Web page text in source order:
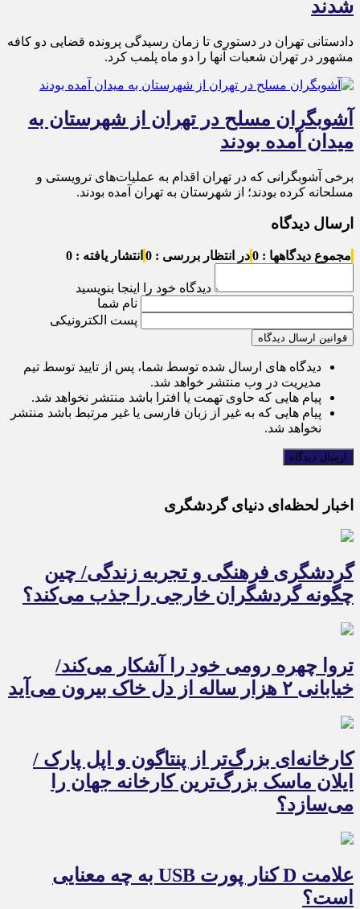
شدند
دادستانی تهران در دستوری تا زمان رسیدگی پرونده قضایی دو کافه
مشهور در تهران شعبات آنها را دو ماه پلمب کرد.
آشوبگران مسلح در تهران از شهرستان به
میدان آمده بودند
برخی آشوبگرانی که در تهران اقدام به عملیات‌های ترویستی و
مسلحانه کرده بودند؛ از شهرستان به تهران آمده بودند.
ارسال دیدگاه
مجموع دیدگاهها : 0 در انتظار بررسی : 0 انتشار یافته : 0
دیدگاه خود را اینجا بنویسید
نام شما
پست الکترونیکی
قوانین ارسال دیدگاه
دیدگاه های ارسال شده توسط شما، پس از تایید توسط تیم
مدیریت در وب منتشر خواهد شد.
پیام هایی که حاوی تهمت یا افترا باشد منتشر نخواهد شد.
پیام هایی که به غیر از زبان فارسی یا غیر مرتبط باشد منتشر
نخواهد شد.
اخبار لحظه‌ای دنیای گردشگری
گردشگری فرهنگی و تجربه زندگی/ چین
چگونه گردشگران خارجی را جذب می‌کند؟
تروا چهره رومی خود را آشکار می‌کند/
خیابانی ۲ هزار ساله از دل خاک بیرون می‌آید
کارخانه‌ای بزرگ‌تر از پنتاگون و اپل پارک /
ایلان ماسک بزرگ‌ترین کارخانه جهان را
می‌سازد؟
علامت D کنار پورت USB به چه معنایی
است؟